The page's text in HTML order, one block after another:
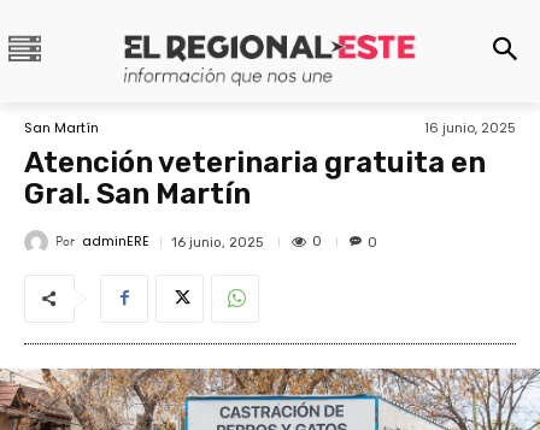
San Martín 16 junio, 2025
Atención veterinaria gratuita en
Gral. San Martín
Por adminERE 16 junio, 2025 0 0